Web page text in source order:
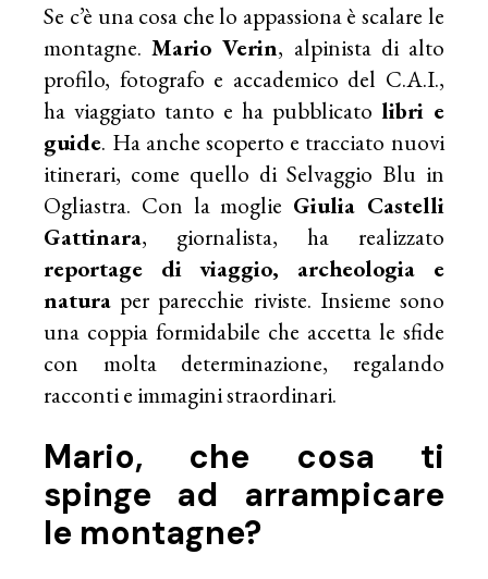
Se c’è una cosa che lo appassiona è scalare le
montagne.Mario Verin, alpinista di alto
profilo, fotografo e accademico del C.A.I.,
ha viaggiato tanto e ha pubblicato libri e
guide. Ha anche scoperto e tracciato nuovi
itinerari, come quello di Selvaggio Blu in
Ogliastra. Con la moglie Giulia Castelli
Gattinara, giornalista, ha realizzato
reportage di viaggio, archeologia e
natura per parecchie riviste. Insieme sono
una coppia formidabile che accetta le sfide
con molta determinazione, regalando
racconti e immagini straordinari.
Mario, che cosa ti
spinge ad arrampicare
le montagne?